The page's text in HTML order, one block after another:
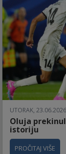
UTORAK,
Oluja
istoriju
PROČITAJ VIŠE